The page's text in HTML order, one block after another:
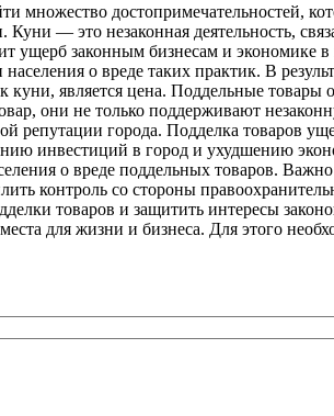
достопримечательностей,
— это незаконная деятельность,
ущерб законным бизнесам и экономике
о вреде таких практик. В
является цена. Поддельные товары
они не только поддерживают
репутации города. Подделка товаров
инвестиций в город и ухудшению
о вреде поддельных товаров.
контроль со стороны
товаров и защитить интересы
для жизни и бизнеса. Для этого